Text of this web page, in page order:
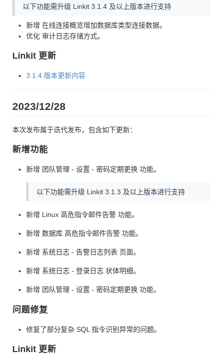
以下功能需升级 Linkit 3.1.4 及以上版本进行支持
新增 在线连接概览增加数据库类型连接数据。
优化 审计日志存储方式。
Linkit 更新
3.1.4 版本更新内容
2023/12/28
本次发布属于迭代发布，包含如下更新：
新增功能
新增 团队管理 - 设置 - 密码定期更换 功能。
以下功能需升级 Linkit 3.1.3 及以上版本进行支持
新增 Linux 高危指令邮件告警 功能。
新增 数据库 高危指令邮件告警 功能。
新增 系统日志 - 告警日志列表 页面。
新增 系统日志 - 登录日志 状体明细。
新增 团队管理 - 设置 - 密码定期更换 功能。
问题修复
修复了部分复杂 SQL 指令识别异常的问题。
Linkit 更新